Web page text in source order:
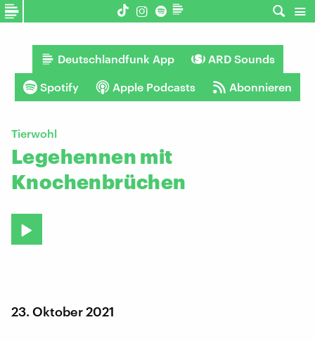
Deutschlandfunk App ARD Sounds
Spotify Apple Podcasts Abonnieren
Tierwohl
Legehennen mit
Knochenbrüchen
23. Oktober 2021